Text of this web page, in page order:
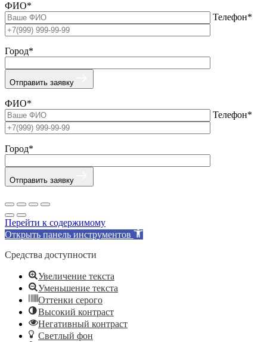
ФИО*
Телефон*
Город*
Отправить заявку
ФИО*
Телефон*
Город*
Отправить заявку
Перейти к содержимому
Открыть панель инструментов
Средства доступности
Увеличение текста
Уменьшение текста
Оттенки серого
Высокий контраст
Негативный контраст
Светлый фон